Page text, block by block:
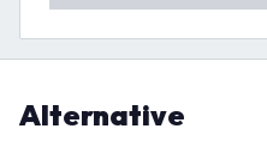
Alternative